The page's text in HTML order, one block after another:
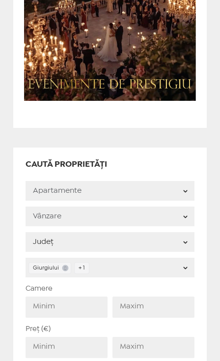
CAUTĂ PROPRIETĂȚI
Giurgiului + 1
Camere
Preț (€)